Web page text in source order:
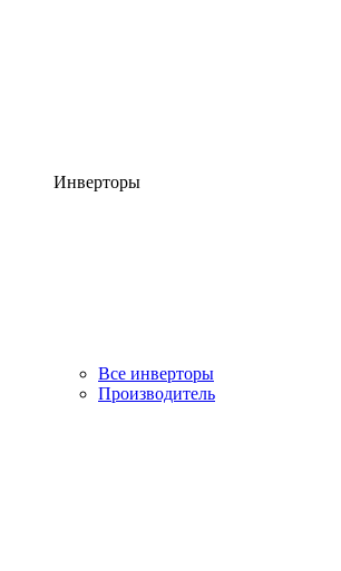
Инверторы
Все инверторы
Производитель